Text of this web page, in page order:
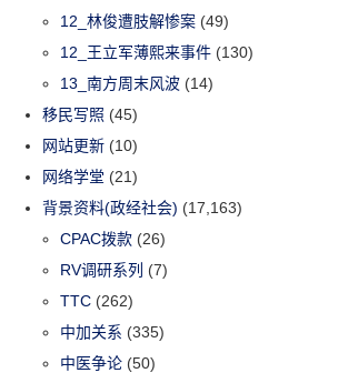
12_林俊遭肢解惨案 (49)
12_王立军薄熙来事件 (130)
13_南方周末风波 (14)
移民写照 (45)
网站更新 (10)
网络学堂 (21)
背景资料(政经社会) (17,163)
CPAC拨款 (26)
RV调研系列 (7)
TTC (262)
中加关系 (335)
中医争论 (50)